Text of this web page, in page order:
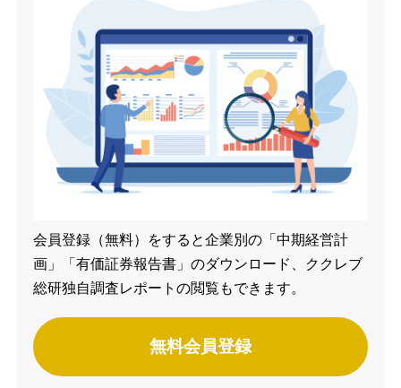
会員登録（無料）をすると企業別の「中期経営計
画」「有価証券報告書」のダウンロード、ククレブ
総研独自調査レポートの閲覧もできます。
無料会員登録